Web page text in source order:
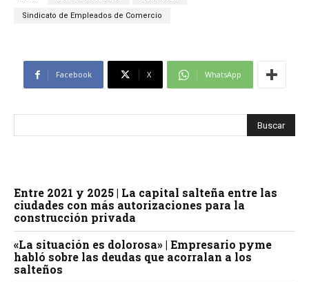
Sindicato de Empleados de Comercio
Facebook X WhatsApp
Entre 2021 y 2025 | La capital salteña entre las
ciudades con más autorizaciones para la
construcción privada
«La situación es dolorosa» | Empresario pyme
habló sobre las deudas que acorralan a los
salteños